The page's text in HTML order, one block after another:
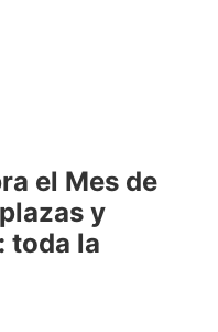
el Mes de
y
toda la